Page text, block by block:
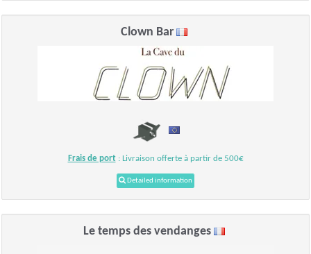
Clown Bar
Frais de port: Livraison offerte à partir de 500€
Detailed information
Le temps des vendanges